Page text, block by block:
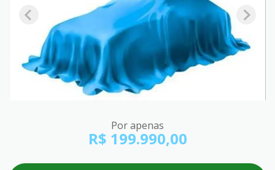
Por apenas
R$ 199.990,00